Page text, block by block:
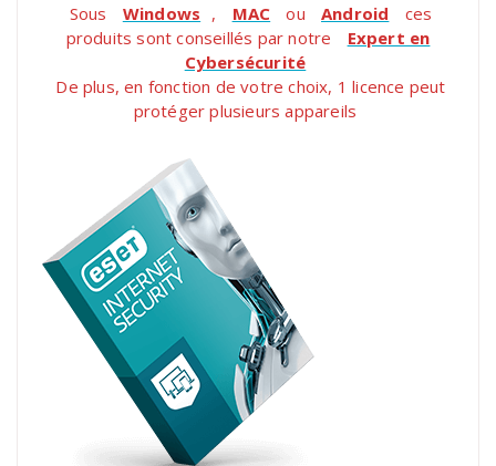
Sous Windows , MAC ou Android
ces
produits sont conseillés par notre
Expert en
Cybersécurité
De plus, en fonction de votre choix, 1 licence peut
protéger plusieurs appareils